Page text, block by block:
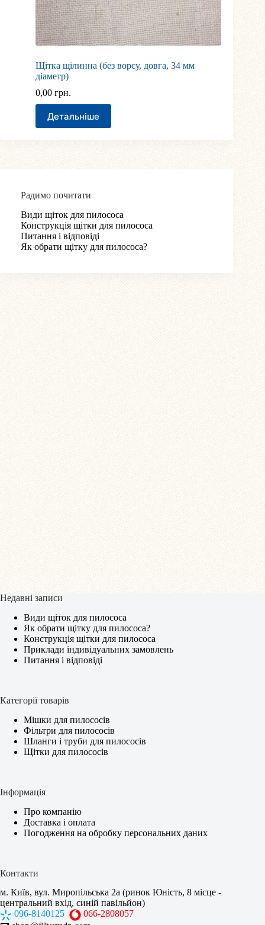
Щітка щілинна (без ворсу, довга, 34 мм
діаметр)
0,00 грн.
Детальніше
Радимо почитати
Види щіток для пилососа
Конструкція щітки для пилососа
Питання і відповіді
Як обрати щітку для пилососа?
Недавні записи
Види щіток для пилососа
Як обрати щітку для пилососа?
Конструкція щітки для пилососа
Приклади індивідуальних замовлень
Питання і відповіді
Категорії товарів
Мішки для пилососів
Фільтри для пилососів
Шланги і труби для пилососів
Щітки для пилососів
Інформація
Про компанію
Доставка і оплата
Погодження на обробку персональних даних
Контакти
м. Київ, вул. Миропільська 2а (ринок Юність, 8 місце -
центральний вхід, синій павільйон)
096-8140125
066-2808057